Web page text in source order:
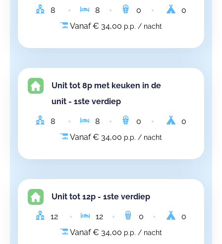
8 8 0
0
Vanaf € 34,00 p.p. / nacht
Unit tot 8p met keuken in de
unit - 1ste verdiep
8 8 0
0
Vanaf € 34,00 p.p. / nacht
Unit tot 12p - 1ste verdiep
12 12 0
0
Vanaf € 34,00 p.p. / nacht